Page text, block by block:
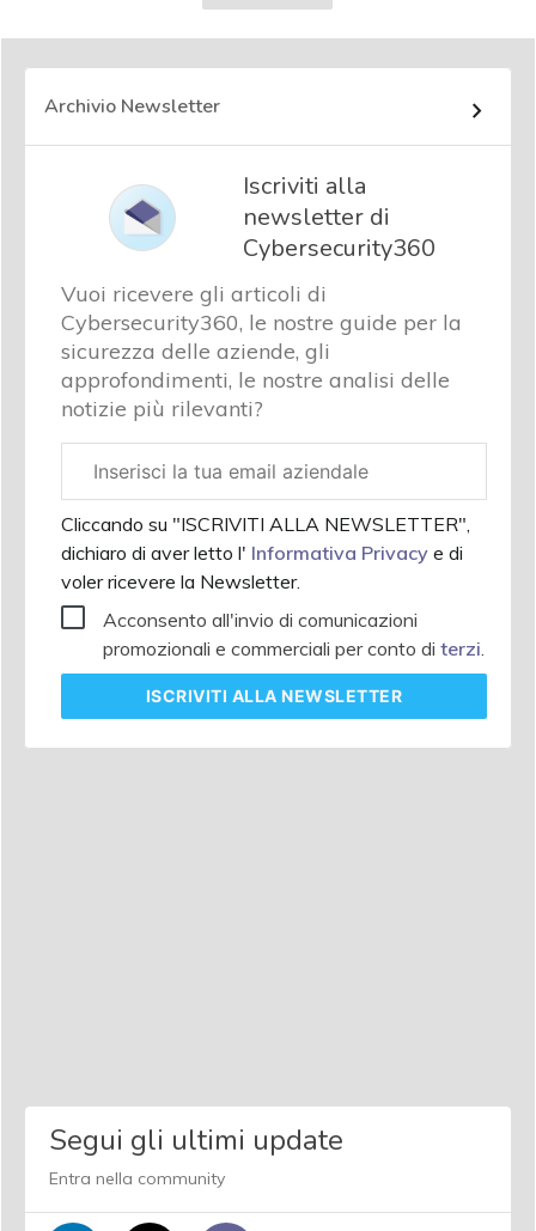
Archivio Newsletter
Iscriviti alla
newsletter di
Cybersecurity360
Vuoi ricevere gli articoli di
Cybersecurity360, le nostre guide per la
sicurezza delle aziende, gli
approfondimenti, le nostre analisi delle
notizie più rilevanti?
aziendale
Cliccando su "ISCRIVITI ALLA NEWSLETTER",
dichiaro di aver letto l' Informativa Privacy e di
voler ricevere la Newsletter.
Acconsento all'invio di comunicazioni
promozionali e commerciali per conto di terzi.
ISCRIVITI ALLA NEWSLETTER
Segui gli ultimi update
Entra nella community